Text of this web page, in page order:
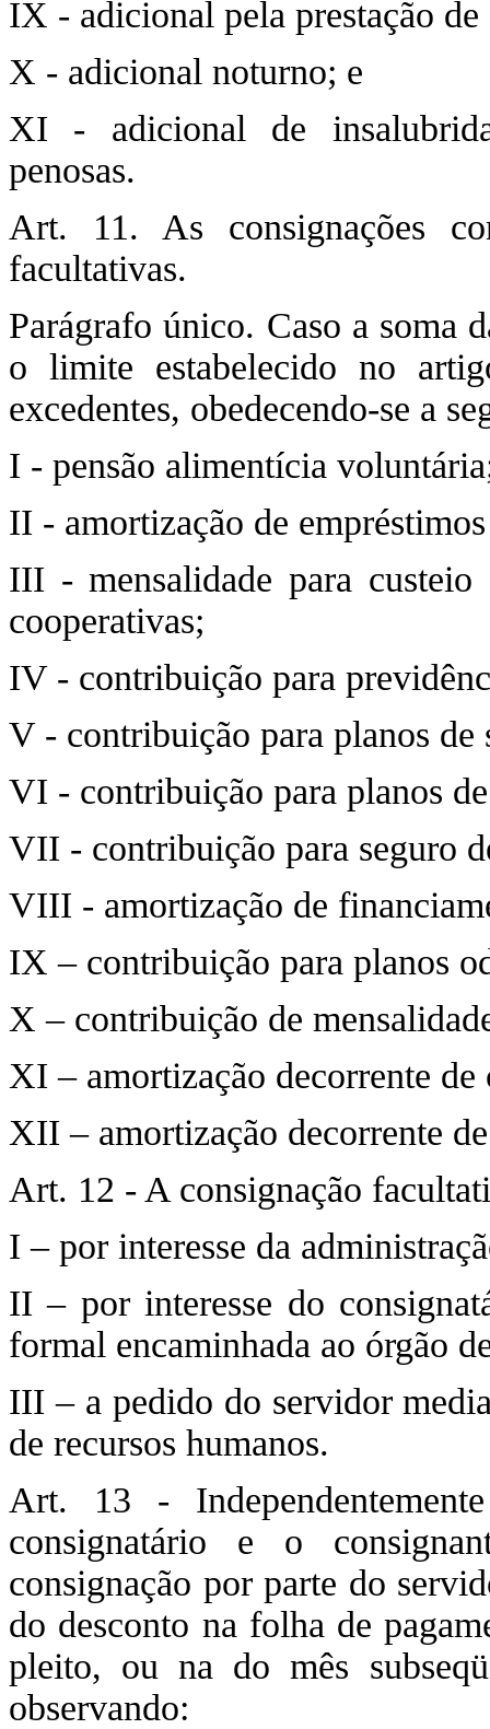
IX - adicional pela prestação
X - adicional noturno; e
XI - adicional de
penosas.
Art. 11. As consignações
facultativas.
Parágrafo único. Caso a soma
o limite estabelecido no
excedentes, obedecendo-se a
I - pensão alimentícia
II - amortização de
III - mensalidade para custeio
cooperativas;
IV - contribuição para
V - contribuição para planos de
VI - contribuição para planos
VII - contribuição para seguro
VIII - amortização de
IX – contribuição para planos
X – contribuição de
XI – amortização decorrente de
XII – amortização decorrente
Art. 12 - A consignação
I – por interesse da
II – por interesse do
formal encaminhada ao órgão
III – a pedido do servidor
de recursos humanos.
Art. 13 -
consignatário e o
consignação por parte do
do desconto na folha de
pleito, ou na do mês
observando: